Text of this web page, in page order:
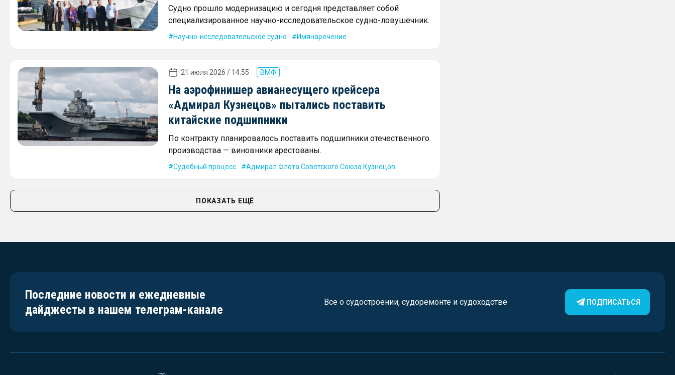
Судно прошло модернизацию и сегодня представляет собой
специализированное научно-исследовательское судно-ловушечник.
Научно-исследовательское судно Имянаречение
21 июля 2026 / 14:55 ВМФ
На аэрофинишер авианесущего крейсера
«Адмирал Кузнецов» пытались поставить
китайские подшипники
По контракту планировалось поставить подшипники отечественного
производства — виновники арестованы.
Судебный процесс Адмирал Флота Советского Союза Кузнецов
ПОКАЗАТЬ ЕЩЁ
Последние новости и ежедневные
дайджесты в нашем телеграм-канале
Все о судостроении, судоремонте и судоходстве ПОДПИСАТЬСЯ